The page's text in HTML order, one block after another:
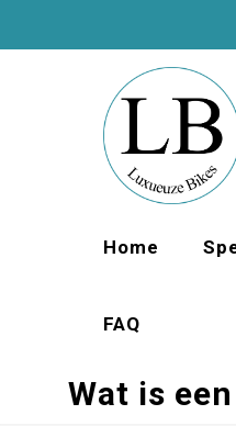
Home
FAQ
Wat is